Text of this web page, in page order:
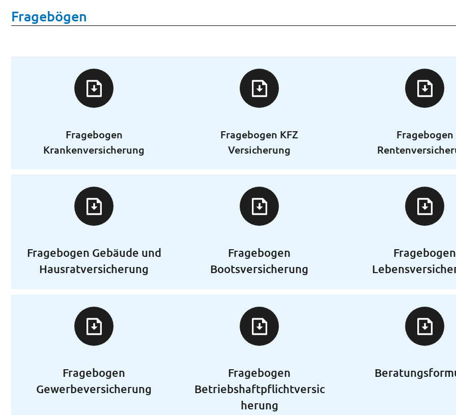
Fragebögen
Fragebogen
Krankenversicherung
Fragebogen KFZ
Versicherung
Fragebogen
Fragebogen Gebäude und
Hausratversicherung
Fragebogen
Bootsversicherung
Fragebogen
Fragebogen
Gewerbeversicherung
Fragebogen
Betriebshaftpflichtversic
herung